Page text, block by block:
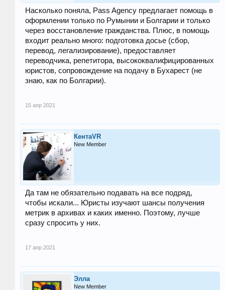
Насколько поняла, Pass Agency предлагает помощь в
оформлении только по Румынии и Болгарии и только
через восстановление гражданства. Плюс, в помощь
входит реально много: подготовка досье (сбор,
перевод, легализирование), предоставляет
переводчика, репетитора, высококвалифицированных
юристов, сопровождение на подачу в Бухарест (не
знаю, как по Болгарии).
15 апр 2021
КентаVR
New Member
Да там не обязательно подавать на все подряд,
чтобы искали... Юристы изучают шансы получения
метрик в архивах и каких именно. Поэтому, лучше
сразу спросить у них.
17 апр 2021
Элла
New Member